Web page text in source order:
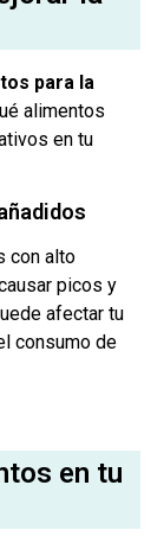
para la
alimentos
en tu
con alto
picos y
afectar tu
consumo de
en tu